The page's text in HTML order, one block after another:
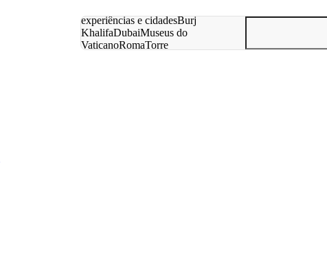
experiências e cidadesBurj
KhalifaDubaiMuseus do
VaticanoRomaTorre